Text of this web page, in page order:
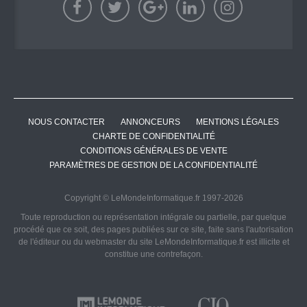
NOUS CONTACTER ANNONCEURS
MENTIONS LÉGALES
CHARTE DE CONFIDENTIALITÉ
CONDITIONS GÉNÉRALES DE VENTE
PARAMÈTRES DE GESTION DE LA CONFIDENTIALITÉ
Copyright © LeMondeInformatique.fr 1997-2026
Toute reproduction ou représentation intégrale ou partielle, par quelque
procédé que ce soit, des pages publiées sur ce site, faite sans l'autorisation
de l'éditeur ou du webmaster du site LeMondeInformatique.fr est illicite et
constitue une contrefaçon.